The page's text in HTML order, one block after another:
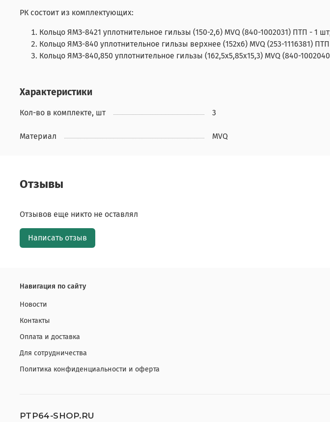
РК состоит из комплектующих:
Кольцо ЯМЗ-8421 уплотнительное гильзы (150-2,6) MVQ (840-1002031) ПТП - 1
Кольцо ЯМЗ-840 уплотнительное гильзы верхнее (152х6) MVQ (253-1116381)
Кольцо ЯМЗ-840,850 уплотнительное гильзы (162,5х5,85х15,3) MVQ (840-
Характеристики
Кол-во в комплекте, шт 3
Материал MVQ
Отзывы
Отзывов еще никто не оставлял
Написать отзыв
Навигация по сайту
Новости
Контакты
Оплата и доставка
Для сотрудничества
Политика конфиденциальности и оферта
PTP64-SHOP.RU